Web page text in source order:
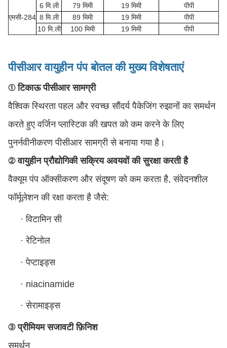
एमसी-284
6 मि.ली 79 मिमी 19 मिमी
पीपी
8 मि.ली
89 मिमी 19 मिमी
पीपी
10 मि.ली
100 मिमी 19 मिमी पीपी
पीसीआर वायुहीन पंप बोतल की मुख्य विशेषताएं
① टिकाऊ पीसीआर सामग्री
वैश्विक स्थिरता पहल और स्वच्छ सौंदर्य पैकेजिंग रुझानों का समर्थन
करते हुए वर्जिन प्लास्टिक की खपत को कम करने के लिए
पुनर्नवीनीकरण पीसीआर सामग्री से बनाया गया है।
② वायुहीन प्रौद्योगिकी सक्रिय अवयवों की सुरक्षा करती है
वैक्यूम पंप ऑक्सीकरण और संदूषण को कम करता है, संवेदनशील
फॉर्मूलेशन की रक्षा करता है जैसे:
· विटामिन सी
· रेटिनोल
· पेप्टाइड्स
· niacinamide
· सेरामाइड्स
③ प्रीमियम सजावटी फ़िनिश
समर्थन